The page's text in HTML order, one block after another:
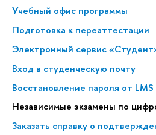
Учебный офис программы
Подготовка к переаттестации
Электронный сервис
Вход в студенческую почту
Восстановление пароля от
Независимые экзамены по
Заказать справку о